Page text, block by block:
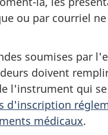
ou par courriel
soumises par
doivent
l'instrument qui
d'inscription
médicaux.